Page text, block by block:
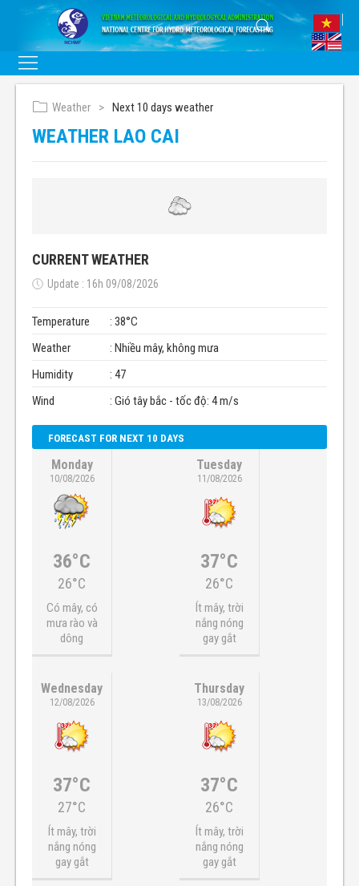
Weather Next 10 days weather
WEATHER LAO CAI
CURRENT WEATHER
Update : 16h 09/08/2026
Temperature
: 38°C
Weather
: Nhiều mây, không mưa
Humidity
: 47
Wind
: Gió tây bắc - tốc độ: 4 m/s
FORECAST FOR NEXT 10 DAYS
Monday
10/08/2026
36°C
26°C
Có mây, có
mưa rào và
dông
Tuesday
11/08/2026
37°C
26°C
Ít mây, trời
nắng nóng
gay gắt
Wednesday
12/08/2026
37°C
27°C
Ít mây, trời
nắng nóng
gay gắt
Thursday
13/08/2026
37°C
26°C
Ít mây, trời
nắng nóng
gay gắt